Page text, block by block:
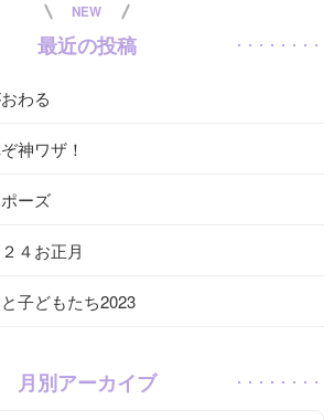
NEW
最近の投稿
わる
神ワザ！
ーズ
４お正月
子どもたち2023
月別アーカイブ